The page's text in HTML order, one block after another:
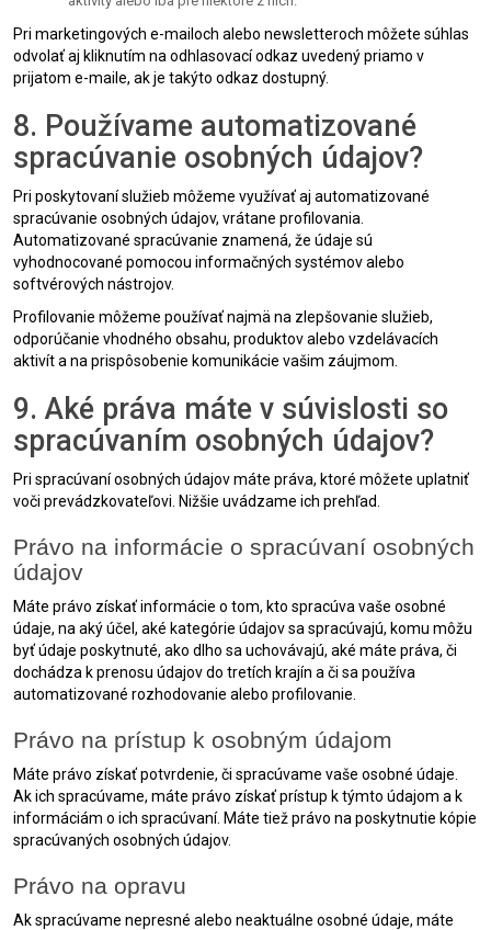
Pri marketingových e-mailoch alebo newsletteroch môžete súhlas
odvolať aj kliknutím na odhlasovací odkaz uvedený priamo v
prijatom e-maile, ak je takýto odkaz dostupný.
8. Používame automatizované
spracúvanie osobných údajov?
Pri poskytovaní služieb môžeme využívať aj automatizované
spracúvanie osobných údajov, vrátane profilovania.
Automatizované spracúvanie znamená, že údaje sú
vyhodnocované pomocou informačných systémov alebo
softvérových nástrojov.
Profilovanie môžeme používať najmä na zlepšovanie služieb,
odporúčanie vhodného obsahu, produktov alebo vzdelávacích
aktivít a na prispôsobenie komunikácie vašim záujmom.
9. Aké práva máte v súvislosti so
spracúvaním osobných údajov?
Pri spracúvaní osobných údajov máte práva, ktoré môžete uplatniť
voči prevádzkovateľovi. Nižšie uvádzame ich prehľad.
Právo na informácie o spracúvaní osobných
údajov
Máte právo získať informácie o tom, kto spracúva vaše osobné
údaje, na aký účel, aké kategórie údajov sa spracúvajú, komu môžu
byť údaje poskytnuté, ako dlho sa uchovávajú, aké máte práva, či
dochádza k prenosu údajov do tretích krajín a či sa používa
automatizované rozhodovanie alebo profilovanie.
Právo na prístup k osobným údajom
Máte právo získať potvrdenie, či spracúvame vaše osobné údaje.
Ak ich spracúvame, máte právo získať prístup k týmto údajom a k
informáciám o ich spracúvaní. Máte tiež právo na poskytnutie kópie
spracúvaných osobných údajov.
Právo na opravu
Ak spracúvame nepresné alebo neaktuálne osobné údaje, máte